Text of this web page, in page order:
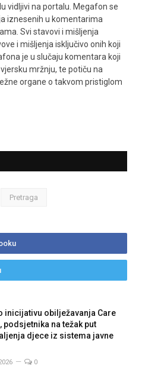
vidljivi na portalu. Megafon se
iznesenih u komentarima
Svi stavovi i mišljenja
i mišljenja isključivo onih koji
je u slučaju komentara koji
mržnju, te potiču na
organe o takvom pristiglom
inicijativu obilježavanja Care
podsjetnika na težak put
djece iz sistema javne
0